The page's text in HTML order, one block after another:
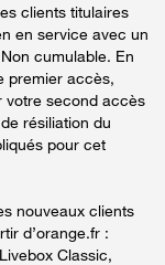
clients titulaires
en service avec un
cumulable. En
premier accès,
votre second accès
résiliation du
pour cet
nouveaux clients
d’orange.fr :
Classic,